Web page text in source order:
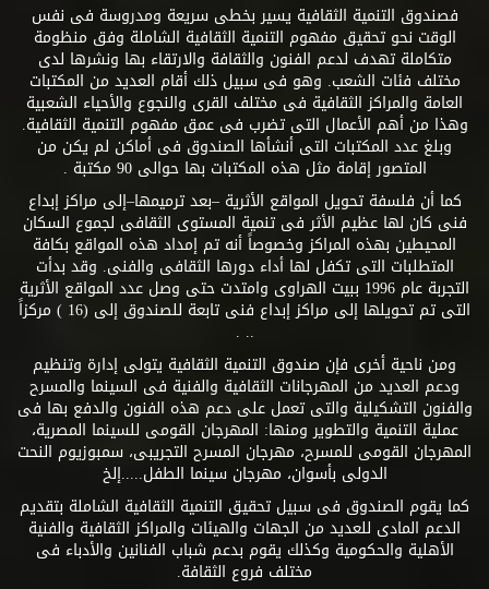
فصندوق التنمية الثقافية يسير بخطى سريعة ومدروسة فى نفس
الوقت نحو تحقيق مفهوم التنمية الثقافية الشاملة وفق منظومة
متكاملة تهدف لدعم الفنون والثقافة والارتقاء بها ونشرها لدى
مختلف فئات الشعب. وهو فى سبيل ذلك أقام العديد من المكتبات
العامة والمراكز الثقافية فى مختلف القرى والنجوع والأحياء الشعبية
وهذا من أهم الأعمال التى تضرب فى عمق مفهوم التنمية الثقافية.
وبلغ عدد المكتبات التى أنشأها الصندوق فى أماكن لم يكن من
المتصور إقامة مثل هذه المكتبات بها حوالى 90 مكتبة .
كما أن فلسفة تحويل المواقع الأثرية –بعد ترميمها–إلى مراكز إبداع
فنى كان لها عظيم الأثر فى تنمية المستوى الثقافى لجموع السكان
المحيطين بهذه المراكز وخصوصاً أنه تم إمداد هذه المواقع بكافة
المتطلبات التى تكفل لها أداء دورها الثقافى والفنى. وقد بدأت
التجربة عام 1996 ببيت الهراوى وامتدت حتى وصل عدد المواقع الأثرية
التى تم تحويلها إلى مراكز إبداع فنى تابعة للصندوق إلى (16 ) مركزاً
.. .
ومن ناحية أخرى فإن صندوق التنمية الثقافية يتولى إدارة وتنظيم
ودعم العديد من المهرجانات الثقافية والفنية فى السينما والمسرح
والفنون التشكيلية والتى تعمل على دعم هذه الفنون والدفع بها فى
عملية التنمية والتطوير ومنها: المهرجان القومى للسينما المصرية،
المهرجان القومى للمسرح، مهرجان المسرح التجريبى، سمبوزيوم النحت
الدولى بأسوان، مهرجان سينما الطفل.....إلخ
كما يقوم الصندوق فى سبيل تحقيق التنمية الثقافية الشاملة بتقديم
الدعم المادى للعديد من الجهات والهيئات والمراكز الثقافية والفنية
الأهلية والحكومية وكذلك يقوم بدعم شباب الفنانين والأدباء فى
مختلف فروع الثقافة.